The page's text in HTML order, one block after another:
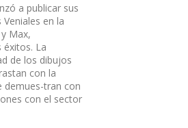
a publicar sus
en la
Max,
éxitos. La
de los dibujos
con la
demues-tran con
con el sector